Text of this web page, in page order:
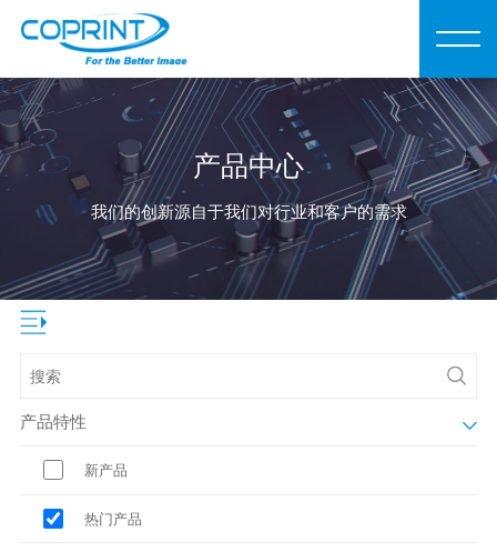
产品中心
我们的创新源自于我们对行业和客户的需求
产品特性
新产品
热门产品